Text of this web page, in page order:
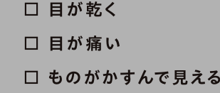
□ 目が乾く
□ 目が痛い
□ ものがかすんで見え